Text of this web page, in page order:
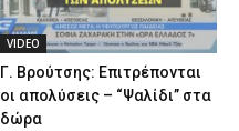
VIDEO
Γ. Βρούτσης: Επιτρέπονται
οι απολύσεις – “Ψαλίδι” στα
δώρα